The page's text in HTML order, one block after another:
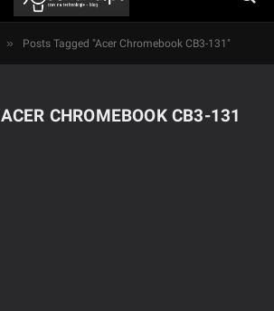
» Posts Tagged "Acer Chromebook CB3-131"
ACER CHROMEBOOK CB3-131